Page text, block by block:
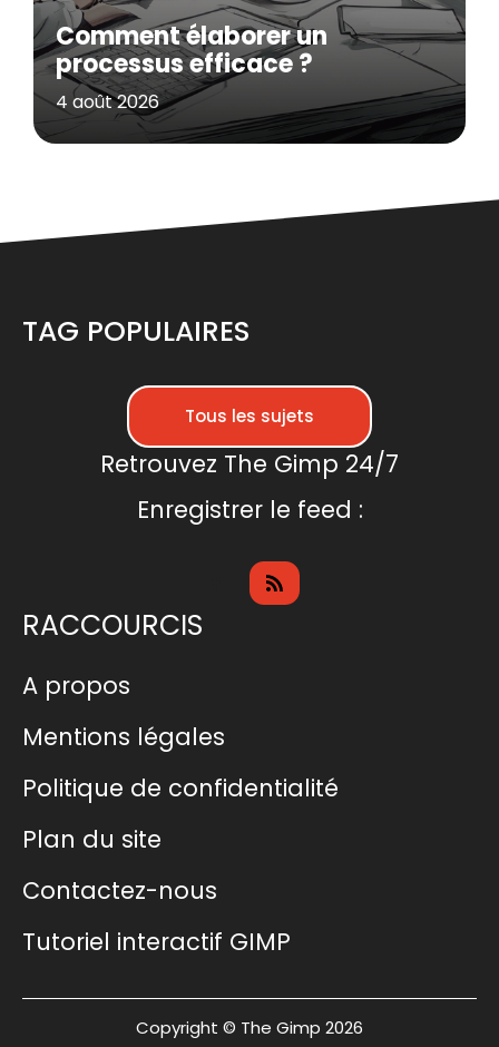
Comment élaborer un
processus efficace ?
4 août 2026
TAG POPULAIRES
Tous les sujets
Retrouvez The Gimp 24/7
Enregistrer le feed :
RACCOURCIS
A propos
Mentions légales
Politique de confidentialité
Plan du site
Contactez-nous
Tutoriel interactif GIMP
Copyright © The Gimp 2026